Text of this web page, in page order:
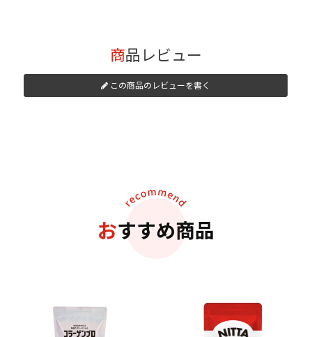
商品レビュー
この商品のレビューを書く
おすすめ商品